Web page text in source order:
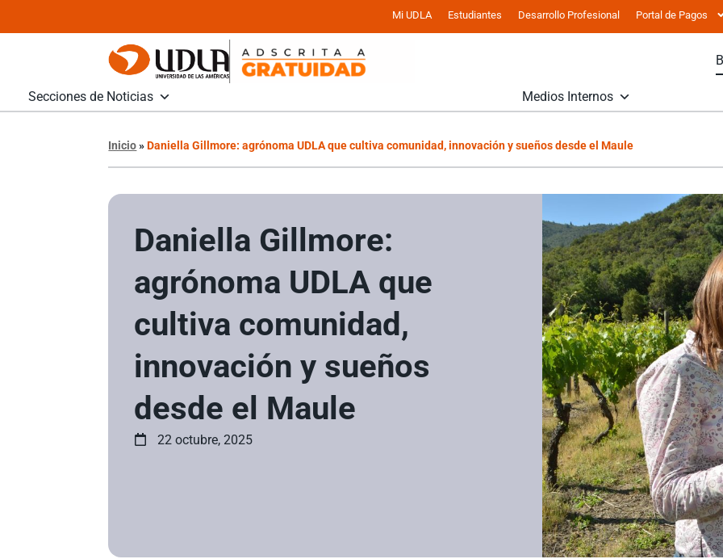
Mi UDLA Estudiantes Desarrollo Profesional Portal de Pagos
Secciones de Noticias Medios Internos
Inicio»Daniella Gillmore: agrónoma UDLA que cultiva comunidad, innovación y sueños desde el Maule
Daniella Gillmore:
agrónoma UDLA que
cultiva comunidad,
innovación y sueños
desde el Maule
22 octubre, 2025